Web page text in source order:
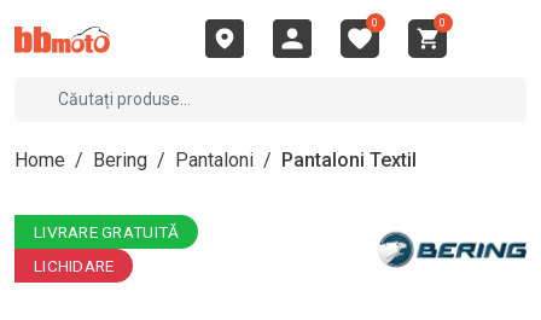
0 0
Home / Bering / Pantaloni / Pantaloni Textil
LIVRARE GRATUITĂ
LICHIDARE